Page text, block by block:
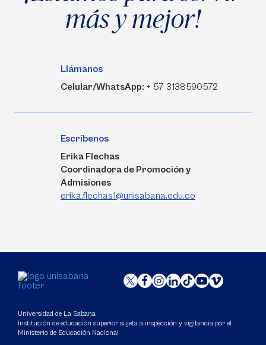
más y mejor!
Llámanos
Celular/WhatsApp: + 57 3138590572
Escríbenos
Erika Flechas
Coordinadora de Promoción y
Admisiones
erika.flechas1@unisabana.edu.co
Universidad de La Sabana
Institución de educación superior sujeta a inspección y vigilancia por el
Ministerio de Educación Nacional